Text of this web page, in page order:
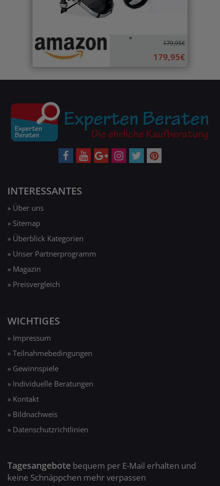
* 179,95€
179,95€
INTERESSANTES
» Über uns
» Sitemap
» Überblick Kategorien
» Unser Partnerprogramm
» Magazin
» Preisvergleich
WICHTIGES
» Impressum
» Teilnahmebedingungen
» Gewinnspiele
» Individuelle Beratungen
» Kontakt
» Bildnachweis
» Datenschutzrichtlinien
Tagesangebote bequem per E-Mail erhalten und
keine Schnäppchen mehr verpassen